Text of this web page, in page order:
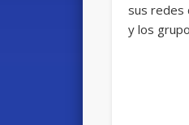
sus redes
y los